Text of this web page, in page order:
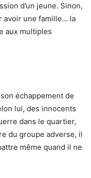
d’un jeune. Sinon,
avoir une famille… la
aux multiples
échappement de
lui, des innocents
dans le quartier,
du groupe adverse, il
même quand il ne